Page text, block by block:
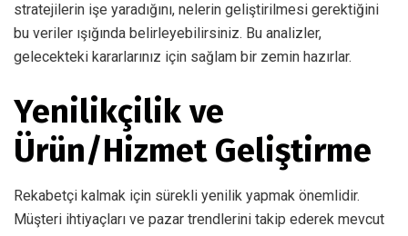
stratejilerin işe yaradığını, nelerin geliştirilmesi gerektiğini
bu veriler ışığında belirleyebilirsiniz. Bu analizler,
gelecekteki kararlarınız için sağlam bir zemin hazırlar.
Yenilikçilik ve
Ürün/Hizmet Geliştirme
Rekabetçi kalmak için sürekli yenilik yapmak önemlidir.
Müşteri ihtiyaçları ve pazar trendlerini takip ederek mevcut